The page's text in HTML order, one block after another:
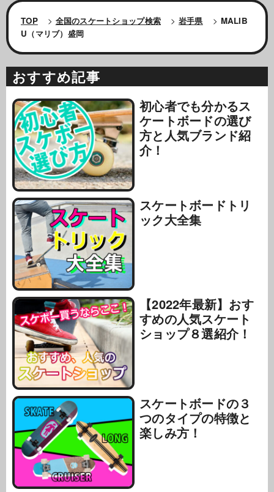
TOP > 全国のスケートショップ検索 > 岩手県 > MALIB
U（マリブ）盛岡
おすすめ記事
初心者でも分かるス
ケートボードの選び
方と人気ブランド紹
介！
スケートボードトリ
ック大全集
【2022年最新】おす
すめの人気スケート
ショップ８選紹介！
スケートボードの３
つのタイプの特徴と
楽しみ方！